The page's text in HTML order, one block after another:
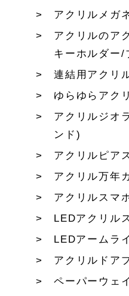
アクリルメガ
アクリルのア
キーホルダー/
連結用アクリ
ゆらゆらアク
アクリルジオ
ンド)
アクリルピア
アクリル万年
アクリルスマ
LEDアクリル
LEDアームラ
アクリルドア
ペーパーウェ